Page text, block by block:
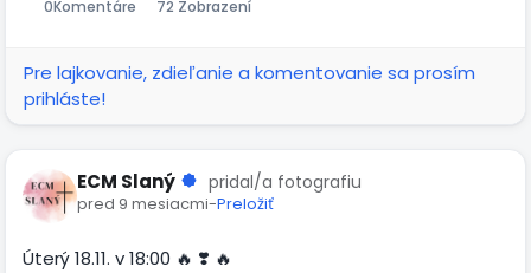
0Komentáre 72 Zobrazení
Pre lajkovanie, zdieľanie a komentovanie sa prosím
prihláste!
ECM Slaný pridal/a fotografiu
pred 9 mesiacmi-Preložiť
Úterý 18.11. v 18:00 🔥 ❣️ 🔥